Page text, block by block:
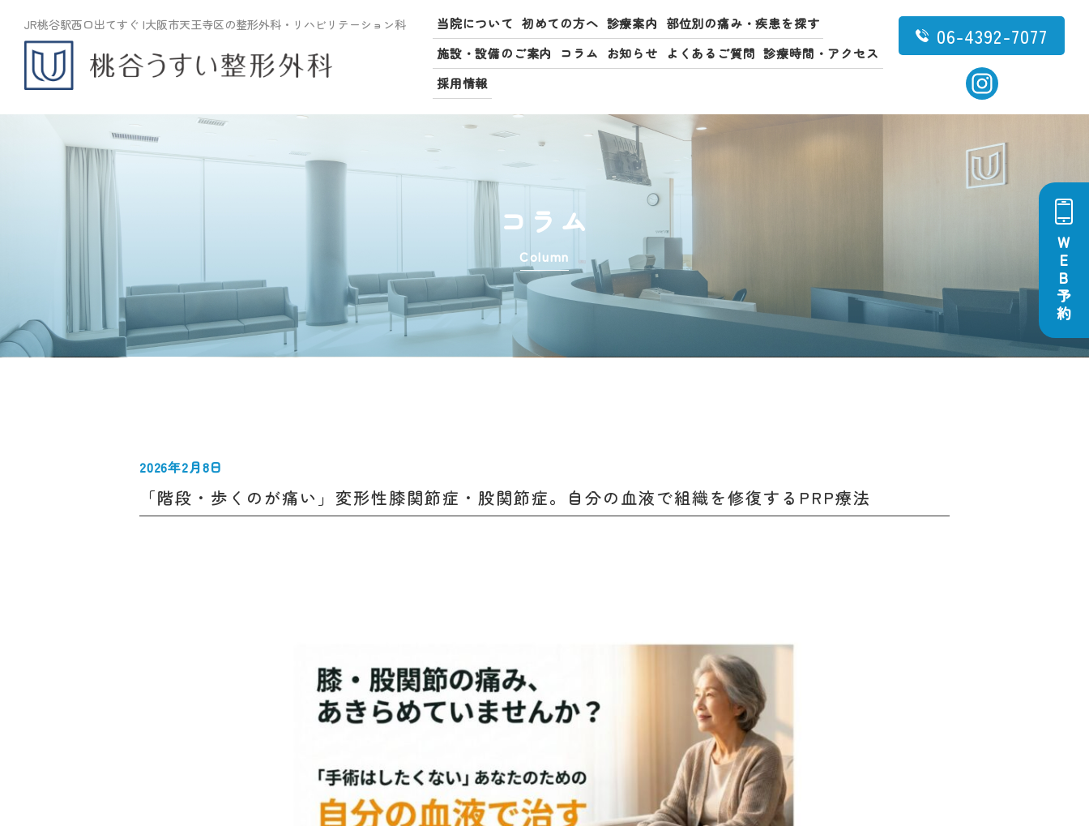
JR桃谷駅西口出てすぐ |大阪市天王寺区の整形外科・リハビリテーション科 当院について 初めての方へ 診療案内
部位別の痛み・疾患を探す
施設・設備のご案内
コラム お知らせ よくあるご質問 診療時間・アクセス
採用情報
06-4392-7077
W
E
B
予
約
コラム
Column
2026年2月8日
「階段・歩くのが痛い」変形性膝関節症・股関節症。自分の血液で組織を修復するPRP療法